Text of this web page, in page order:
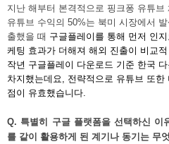
지난 해부터 본격적으로 핑크퐁 유튜
유튜브 수익의 50%는 북미 시장에서
출했을 때 구글플레이를 통해 먼저 인
케팅 효과가 더해져 해외 진출이 비교
작년 구글플레이 다운로드 기준 한국
차지했는데요, 전략적으로 유튜브 또
점이 유효했습니다.
Q. 특별히 구글 플랫폼을 선택하신 이
를 같이 활용하게 된 계기나 동기는 무